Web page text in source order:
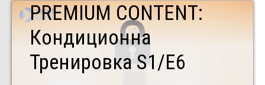
PREMIUM CONTENT:
Кондиционна
Тренировка S1/Е6